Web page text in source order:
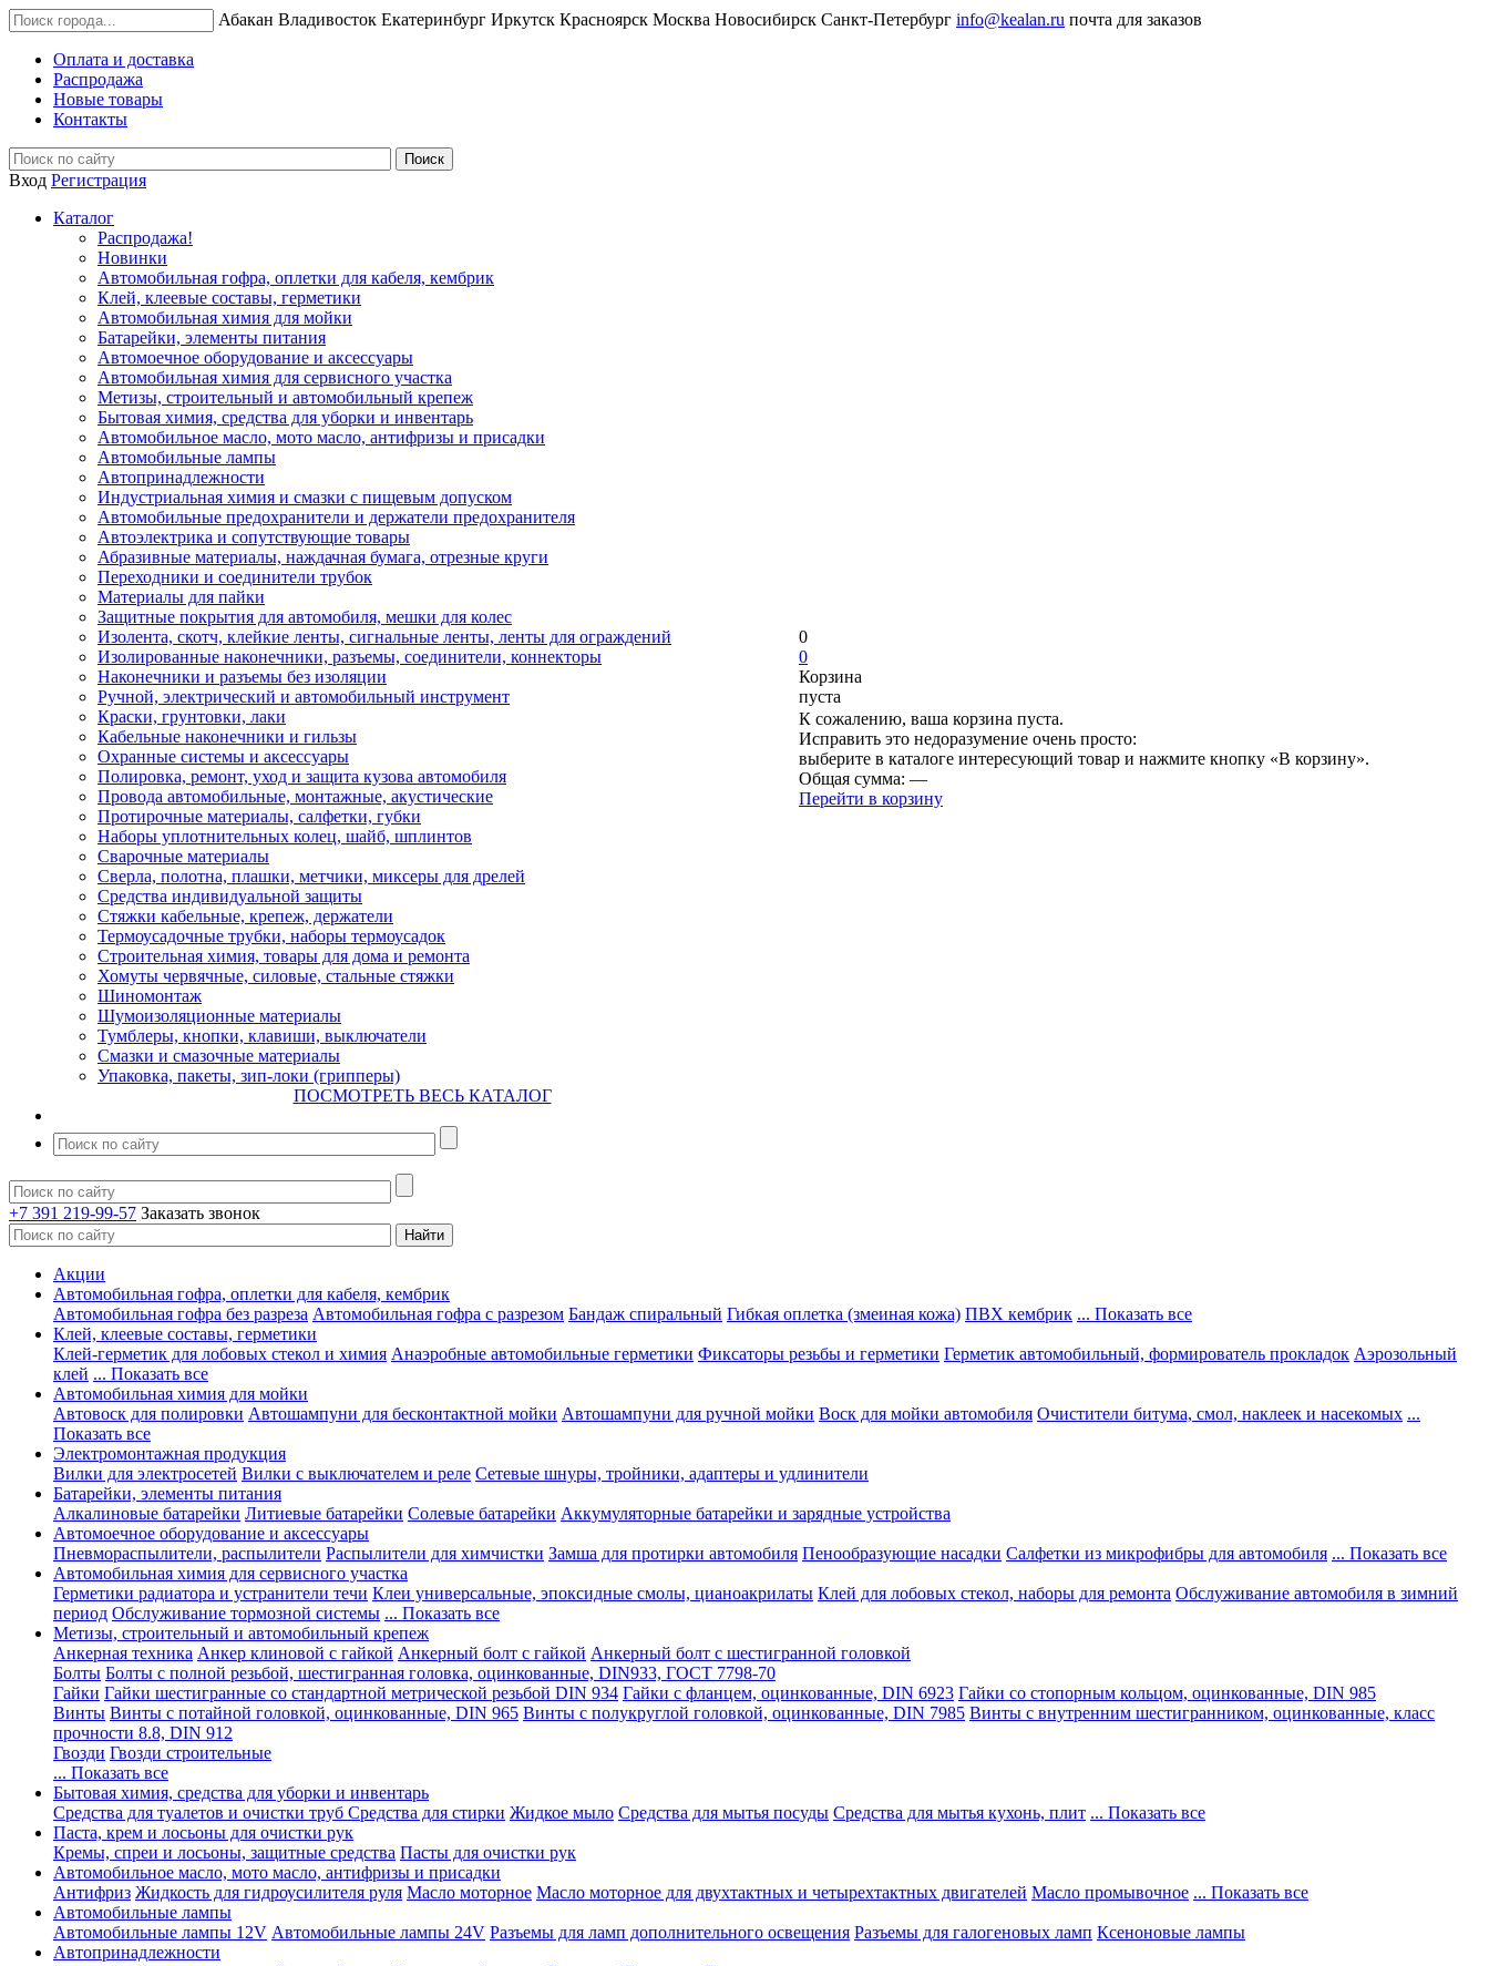
Абакан Владивосток Екатеринбург Иркутск Красноярск Москва Новосибирск Санкт-Петербург info@kealan.ru почта для заказов
Оплата и доставка
Распродажа
Новые товары
Контакты
Вход Регистрация
Каталог
Распродажа!
Новинки
Автомобильная гофра, оплетки для кабеля, кембрик
Клей, клеевые составы, герметики
Автомобильная химия для мойки
Батарейки, элементы питания
Автомоечное оборудование и аксессуары
Автомобильная химия для сервисного участка
Метизы, строительный и автомобильный крепеж
Бытовая химия, средства для уборки и инвентарь
Автомобильное масло, мото масло, антифризы и присадки
Автомобильные лампы
Автопринадлежности
Индустриальная химия и смазки с пищевым допуском
Автомобильные предохранители и держатели предохранителя
Автоэлектрика и сопутствующие товары
Абразивные материалы, наждачная бумага, отрезные круги
Переходники и соединители трубок
Материалы для пайки
Защитные покрытия для автомобиля, мешки для колес
Изолента, скотч, клейкие ленты, сигнальные ленты, ленты для ограждений
Изолированные наконечники, разъемы, соединители, коннекторы
Наконечники и разъемы без изоляции
Ручной, электрический и автомобильный инструмент
Краски, грунтовки, лаки
Кабельные наконечники и гильзы
Охранные системы и аксессуары
Полировка, ремонт, уход и защита кузова автомобиля
Провода автомобильные, монтажные, акустические
Протирочные материалы, салфетки, губки
Наборы уплотнительных колец, шайб, шплинтов
Сварочные материалы
Сверла, полотна, плашки, метчики, миксеры для дрелей
Средства индивидуальной защиты
Стяжки кабельные, крепеж, держатели
Термоусадочные трубки, наборы термоусадок
Строительная химия, товары для дома и ремонта
Хомуты червячные, силовые, стальные стяжки
Шиномонтаж
Шумоизоляционные материалы
Тумблеры, кнопки, клавиши, выключатели
Смазки и смазочные материалы
Упаковка, пакеты, зип-локи (грипперы)
ПОСМОТРЕТЬ ВЕСЬ КАТАЛОГ
+7 391 219-99-57 Заказать звонок
0
0
Корзина
пуста
К сожалению, ваша корзина пуста.
Исправить это недоразумение очень просто:
выберите в каталоге интересующий товар и нажмите кнопку «В корзину».
Общая сумма: —
Перейти в корзину
Акции
Автомобильная гофра, оплетки для кабеля, кембрик
Автомобильная гофра без разреза Автомобильная гофра с разрезом Бандаж спиральный Гибкая оплетка (змеиная кожа) ПВХ кембрик ... Показать все
Клей, клеевые составы, герметики
Клей-герметик для лобовых стекол и химия Анаэробные автомобильные герметики Фиксаторы резьбы и герметики Герметик автомобильный, формирователь прокладок Аэрозольный
клей ... Показать все
Автомобильная химия для мойки
Автовоск для полировки Автошампуни для бесконтактной мойки Автошампуни для ручной мойки Воск для мойки автомобиля Очистители битума, смол, наклеек и насекомых ...
Показать все
Электромонтажная продукция
Вилки для электросетей Вилки с выключателем и реле Сетевые шнуры, тройники, адаптеры и удлинители
Батарейки, элементы питания
Алкалиновые батарейки Литиевые батарейки Солевые батарейки Аккумуляторные батарейки и зарядные устройства
Автомоечное оборудование и аксессуары
Пневмораспылители, распылители Распылители для химчистки Замша для протирки автомобиля Пенообразующие насадки Салфетки из микрофибры для автомобиля ... Показать все
Автомобильная химия для сервисного участка
Герметики радиатора и устранители течи Клеи универсальные, эпоксидные смолы, цианоакрилаты Клей для лобовых стекол, наборы для ремонта Обслуживание автомобиля в зимний
период Обслуживание тормозной системы ... Показать все
Метизы, строительный и автомобильный крепеж
Анкерная техника Анкер клиновой с гайкой Анкерный болт с гайкой Анкерный болт с шестигранной головкой
Болты Болты с полной резьбой, шестигранная головка, оцинкованные, DIN933, ГОСТ 7798-70
Гайки Гайки шестигранные со стандартной метрической резьбой DIN 934 Гайки с фланцем, оцинкованные, DIN 6923 Гайки со стопорным кольцом, оцинкованные, DIN 985
Винты Винты с потайной головкой, оцинкованные, DIN 965 Винты с полукруглой головкой, оцинкованные, DIN 7985 Винты с внутренним шестигранником, оцинкованные, класс
прочности 8.8, DIN 912
Гвозди Гвозди строительные
... Показать все
Бытовая химия, средства для уборки и инвентарь
Средства для туалетов и очистки труб Средства для стирки Жидкое мыло Средства для мытья посуды Средства для мытья кухонь, плит ... Показать все
Паста, крем и лосьоны для очистки рук
Кремы, спреи и лосьоны, защитные средства Пасты для очистки рук
Автомобильное масло, мото масло, антифризы и присадки
Антифриз Жидкость для гидроусилителя руля Масло моторное Масло моторное для двухтактных и четырехтактных двигателей Масло промывочное ... Показать все
Автомобильные лампы
Автомобильные лампы 12V Автомобильные лампы 24V Разъемы для ламп дополнительного освещения Разъемы для галогеновых ламп Ксеноновые лампы
Автопринадлежности